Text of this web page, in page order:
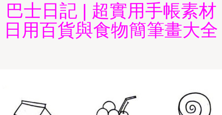
巴士日記 | 超實用手帳素材
日用百貨與食物簡筆畫大全